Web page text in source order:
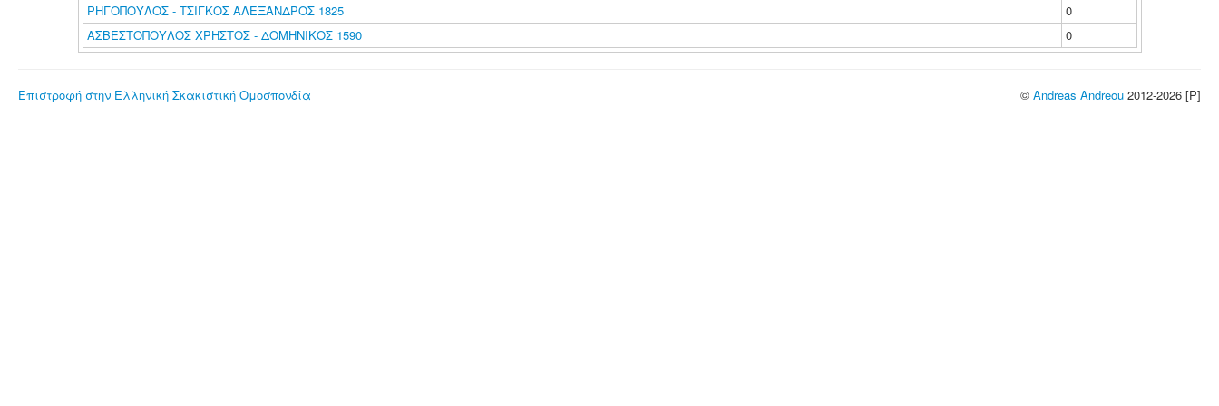
ΡΗΓΟΠΟΥΛΟΣ - ΤΣΙΓΚΟΣ ΑΛΕΞΑΝΔΡΟΣ 1825
0
ΑΣΒΕΣΤΟΠΟΥΛΟΣ ΧΡΗΣΤΟΣ - ΔΟΜΗΝΙΚΟΣ 1590
0
Επιστροφή στην Ελληνική Σκακιστική Ομοσπονδία © Andreas Andreou 2012-2026 [P]